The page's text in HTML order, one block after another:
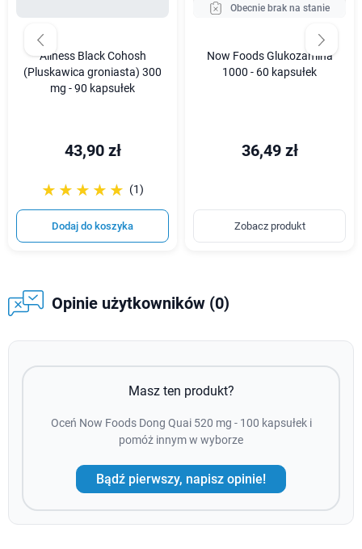
Aliness Black Cohosh
(Pluskawica groniasta) 300
mg - 90 kapsułek
43,90 zł
☆☆☆☆☆
★★★★★ (1)
Dodaj do koszyka
Obecnie brak na stanie
Now Foods Glukozamina
1000 - 60 kapsułek
36,49 zł
Zobacz produkt
Opinie użytkowników (0)
Masz ten produkt?
Oceń Now Foods Dong Quai 520 mg - 100 kapsułek i
pomóż innym w wyborze
Bądź pierwszy, napisz opinie!